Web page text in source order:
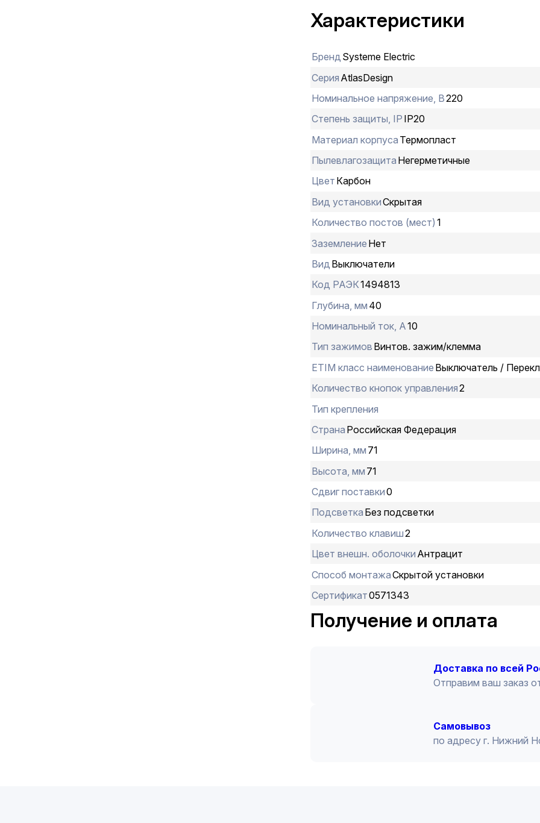
Характеристики
Бренд Systeme Electric
Серия AtlasDesign
Номинальное напряжение, В220
Степень защиты, IP IP20
Материал корпуса Термопласт
Пылевлагозащита Негерметичные
Цвет Карбон
Вид установкиСкрытая
Количество постов (мест) 1
Заземление Нет
Вид Выключатели
Код РАЭК1494813
Глубина, мм 40
Номинальный ток, А10
Тип зажимов Винтов. зажим/клемма
ETIM класс наименование Выключатель /
Количество кнопок управления2
Тип крепления
Страна Российская Федерация
Ширина, мм 71
Высота, мм 71
Сдвиг поставки0
Подсветка Без подсветки
Количество клавиш2
Цвет внешн. оболочки Антрацит
Способ монтажаСкрытой установки
Сертификат0571343
Получение и оплата
Доставка по всей
Отправим ваш заказ
Cамовывоз
по адресу г. Нижний